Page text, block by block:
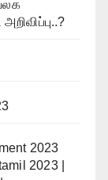
2023
2023 |